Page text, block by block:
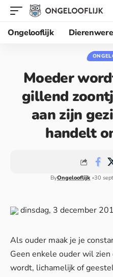
Ongelooflijk
Moeder
gillend
aan zijn
handelt
ByOngelooflijk 30
dinsdag, 3 december
Als ouder maak je je
Geen enkele ouder wil
wordt, lichamelijk of